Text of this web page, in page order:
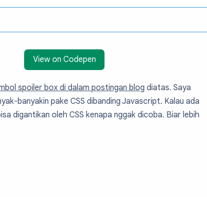
View on Codepen
spoiler box di dalam postingan blog diatas. Saya
banyakin pake CSS dibanding Javascript. Kalau ada
digantikan oleh CSS kenapa nggak dicoba. Biar lebih